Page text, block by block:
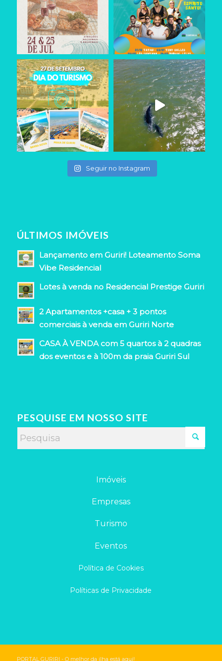
Seguir no Instagram
ÚLTIMOS IMÓVEIS
Lançamento em Guriri! Loteamento Soma
Vibe Residencial
Lotes à venda no Residencial Prestige Guriri
2 Apartamentos +casa + 3 pontos
comerciais à venda em Guriri Norte
CASA À VENDA com 5 quartos à 2 quadras
dos eventos e à 100m da praia Guriri Sul
PESQUISE EM NOSSO SITE
Imóveis
Empresas
Turismo
Eventos
Política de Cookies
Políticas de Privacidade
PORTAL GURIRI - O melhor da ilha está aqui!